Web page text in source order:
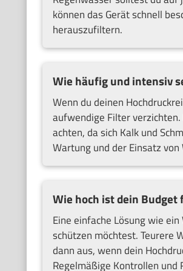
können das Gerät schnell
herauszufiltern.
Wie häufig und intensiv
Wenn du deinen
aufwendige Filter
achten, da sich Kalk und
Wartung und der Einsatz
Wie hoch ist dein
Eine einfache Lösung wie
schützen möchtest. Teurere
dann aus, wenn dein
Regelmäßige Kontrollen und